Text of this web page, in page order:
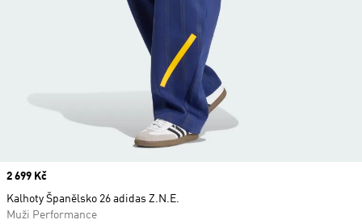
Price
2 699 Kč
Kalhoty Španělsko 26 adidas Z.N.E.
Muži Performance